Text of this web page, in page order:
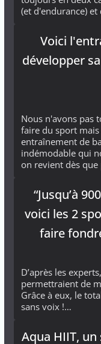
(et d'endurance)
Voici
développer
Nous n'avons pas
faire du sport
entraînement de
indémodable qui
on revient dès
“Jusqu’à
voici les 2
faire
D’après les
permettraient de
Grâce à eux, le
sans voix !…
Aqua HIIT,